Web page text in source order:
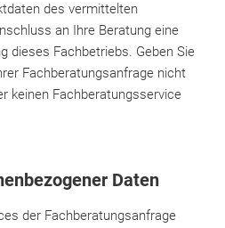
des vermittelten
an Ihre Beratung eine
dieses Fachbetriebs. Geben Sie
Fachberatungsanfrage nicht
keinen Fachberatungsservice
Daten
der Fachberatungsanfrage